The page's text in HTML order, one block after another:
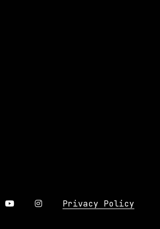
Privacy Policy